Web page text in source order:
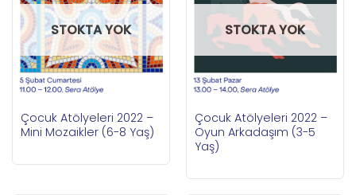
STOKTA YOK
Çocuk Atölyeleri 2022 –
Mini Mozaikler (6-8 Yaş)
STOKTA YOK
Çocuk Atölyeleri 2022 –
Oyun Arkadaşım (3-5
Yaş)